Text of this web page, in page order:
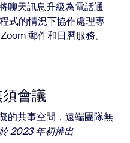
聊天訊息升級為電話通
式的情況下協作處理專
郵件和日曆服務。
會議
的共事空間，遠端團隊無
2023 年初推出